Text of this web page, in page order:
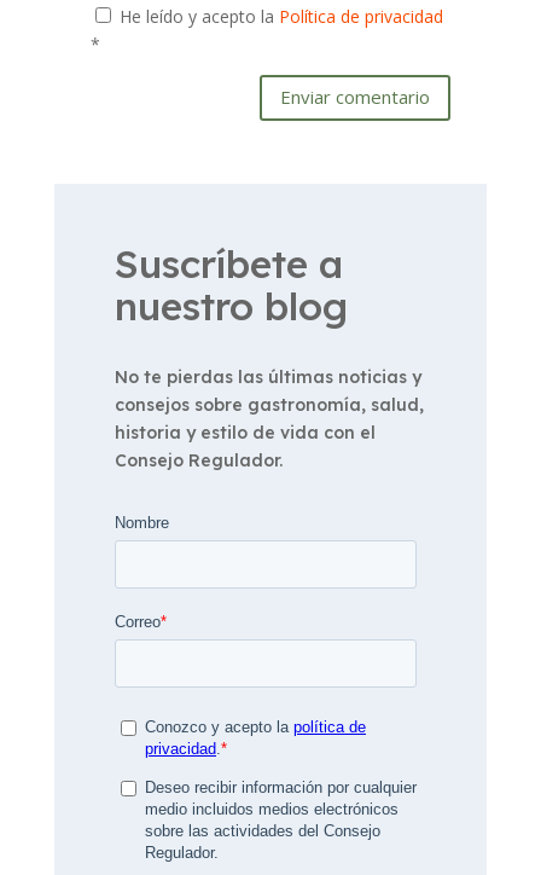
He leído y acepto la Política de privacidad
*
Enviar comentario
Suscríbete a
nuestro blog
No te pierdas las últimas noticias y
consejos sobre gastronomía, salud,
historia y estilo de vida con el
Consejo Regulador.